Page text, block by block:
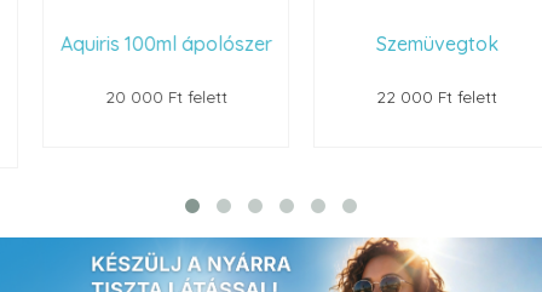
Aquiris 100ml ápolószer
20 000 Ft felett
Szemüvegtok
22 000 Ft felett